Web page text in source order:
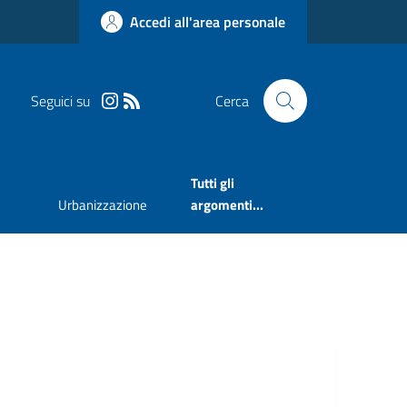
Accedi all'area personale
Seguici su Cerca
Urbanizzazione
Tutti gli
argomenti...